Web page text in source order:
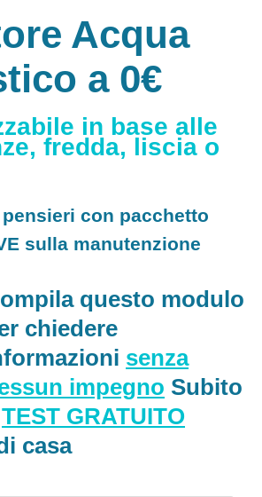
Acqua
a 0€
in base alle
fredda, liscia o
con pacchetto
sulla manutenzione
questo modulo
chiedere
senza
impegno Subito
TEST GRATUITO
casa